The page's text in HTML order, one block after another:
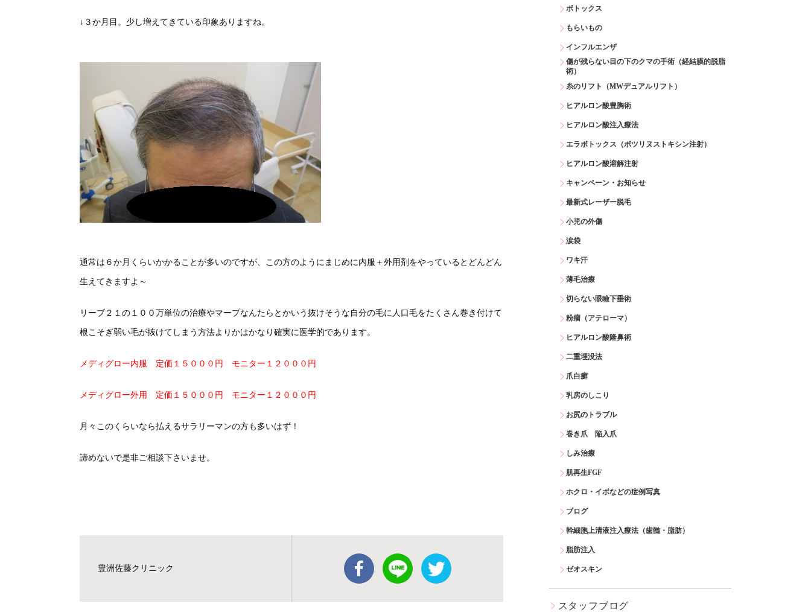
↓３か月目。少し増えてきている印象ありますね。
通常は６か月くらいかかることが多いのですが、この方のようにまじめに内服＋外用剤をやっているとどんどん
生えてきますよ～
リーブ２１の１００万単位の治療やマープなんたらとかいう抜けそうな自分の毛に人口毛をたくさん巻き付けて
根こそぎ弱い毛が抜けてしまう方法よりかはかなり確実に医学的であります。
メディグロー内服 定価１５０００円 モニター１２０００円
メディグロー外用 定価１５０００円 モニター１２０００円
月々このくらいなら払えるサラリーマンの方も多いはず！
諦めないで是非ご相談下さいませ。
豊洲佐藤クリニック
ボトックス
もらいもの
インフルエンザ
傷が残らない目の下のクマの手術（経結膜的脱脂
術）
糸のリフト（MWデュアルリフト）
ヒアルロン酸豊胸術
ヒアルロン酸注入療法
エラボトックス（ボツリヌストキシン注射）
ヒアルロン酸溶解注射
キャンペーン・お知らせ
最新式レーザー脱毛
小児の外傷
涙袋
ワキ汗
薄毛治療
切らない眼瞼下垂術
粉瘤（アテローマ）
ヒアルロン酸隆鼻術
二重埋没法
爪白癬
乳房のしこり
お尻のトラブル
巻き爪 陥入爪
しみ治療
肌再生FGF
ホクロ・イボなどの症例写真
ブログ
幹細胞上清液注入療法（歯髄・脂肪）
脂肪注入
ゼオスキン
スタッフブログ